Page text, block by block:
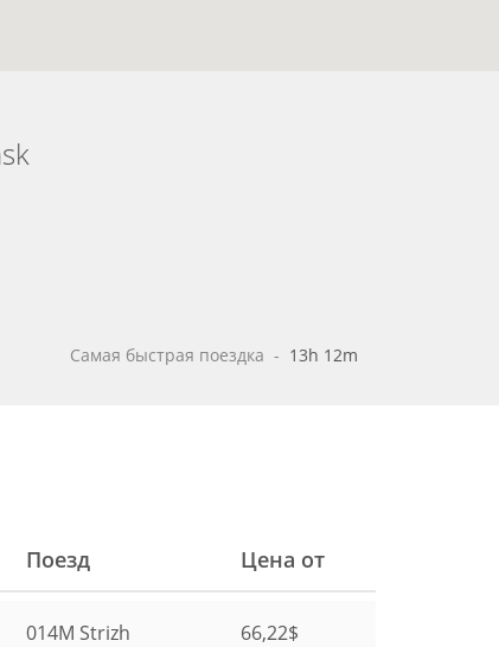
Самая быстрая поездка - 13h 12m
Поезд Цена от
014М Strizh 66,22$